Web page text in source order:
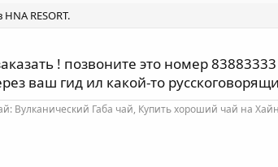
RESORT.
! позвоните это номер 83883333
ваш гид ил какой-то
Вулканический Габа чай, Купить хороший чай на